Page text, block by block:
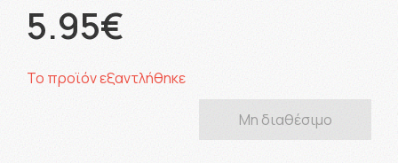
5.95€
Το προϊόν εξαντλήθηκε
Μη διαθέσιμο